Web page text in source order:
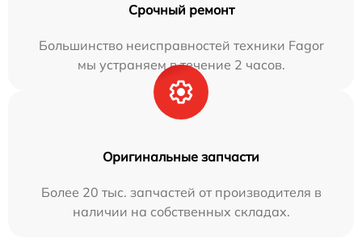
Срочный ремонт
Большинство неисправностей техники Fagor
мы устраняем в течение 2 часов.
Оригинальные запчасти
Более 20 тыс. запчастей от производителя в
наличии на собственных складах.